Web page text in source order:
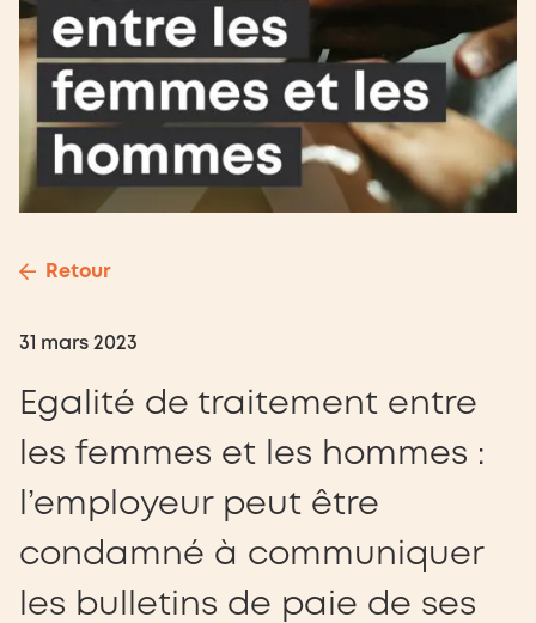
Retour
31 mars 2023
Egalité de traitement entre
les femmes et les hommes :
l’employeur peut être
condamné à communiquer
les bulletins de paie de ses